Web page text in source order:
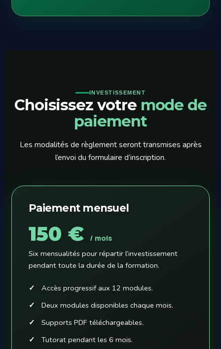
INVESTISSEMENT
Choisissez votre mode de
paiement
Les modalités de règlement seront transmises après
l’envoi du formulaire d’inscription.
Paiement mensuel
150 €
/ mois
Six mensualités pour répartir l’investissement
pendant toute la durée de la formation.
Accès progressif aux 12 modules.
Deux modules disponibles chaque mois.
Supports PDF téléchargeables.
Tutorat pendant les 6 mois.